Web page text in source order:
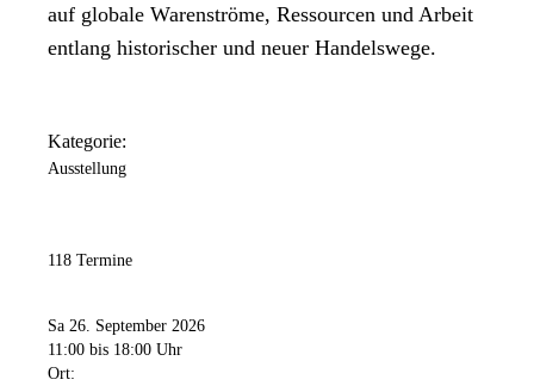
auf globale Warenströme, Ressourcen und Arbeit
entlang historischer und neuer Handelswege.
Kategorie:
Ausstellung
118 Termine
Sa 26. September 2026
11:00 bis 18:00 Uhr
Ort: